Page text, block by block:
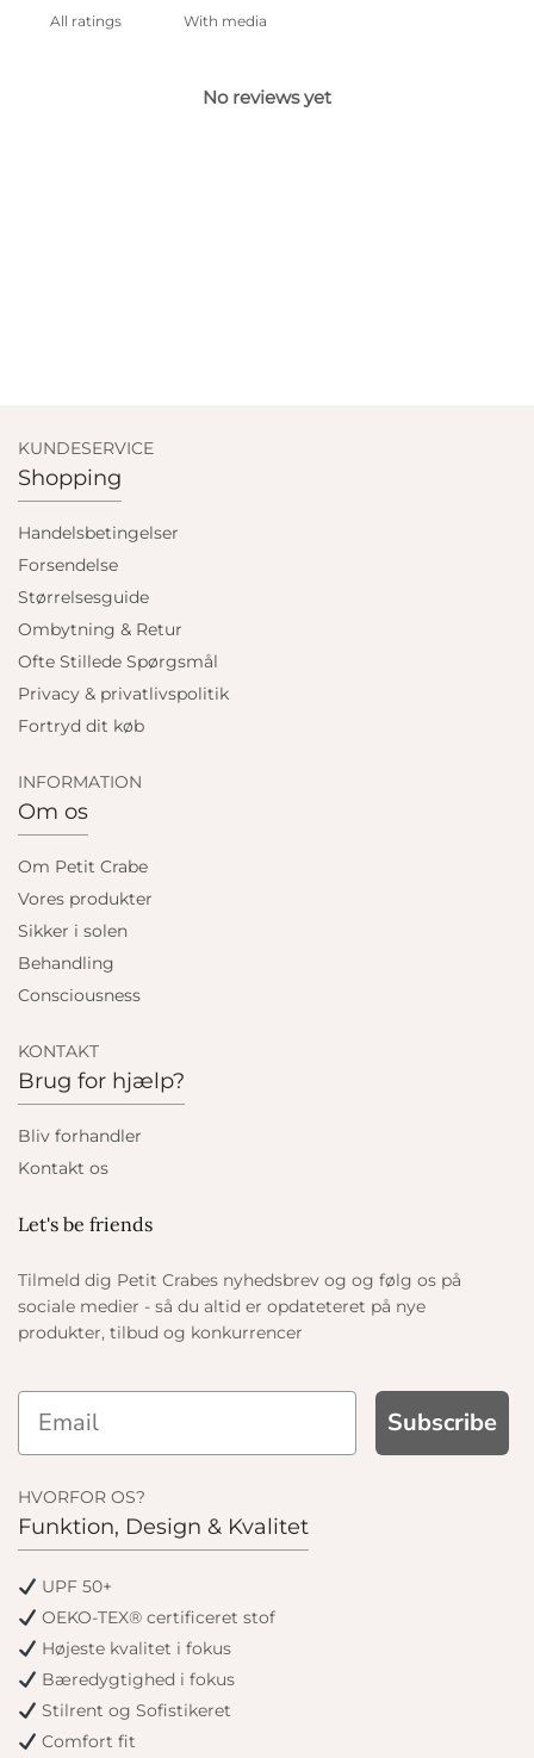
With media
No reviews yet
KUNDESERVICE
Shopping
Handelsbetingelser
Forsendelse
Størrelsesguide
Ombytning & Retur
Ofte Stillede Spørgsmål
Privacy & privatlivspolitik
Fortryd dit køb
INFORMATION
Om os
Om Petit Crabe
Vores produkter
Sikker i solen
Behandling
Consciousness
KONTAKT
Brug for hjælp?
Bliv forhandler
Kontakt os
Let's be friends
Tilmeld dig Petit Crabes nyhedsbrev og og følg os på
sociale medier - så du altid er opdateteret på nye
produkter, tilbud og konkurrencer
Subscribe
HVORFOR OS?
Funktion, Design & Kvalitet
UPF 50+
OEKO-TEX® certificeret stof
Højeste kvalitet i fokus
Bæredygtighed i fokus
Stilrent og Sofistikeret
Comfort fit